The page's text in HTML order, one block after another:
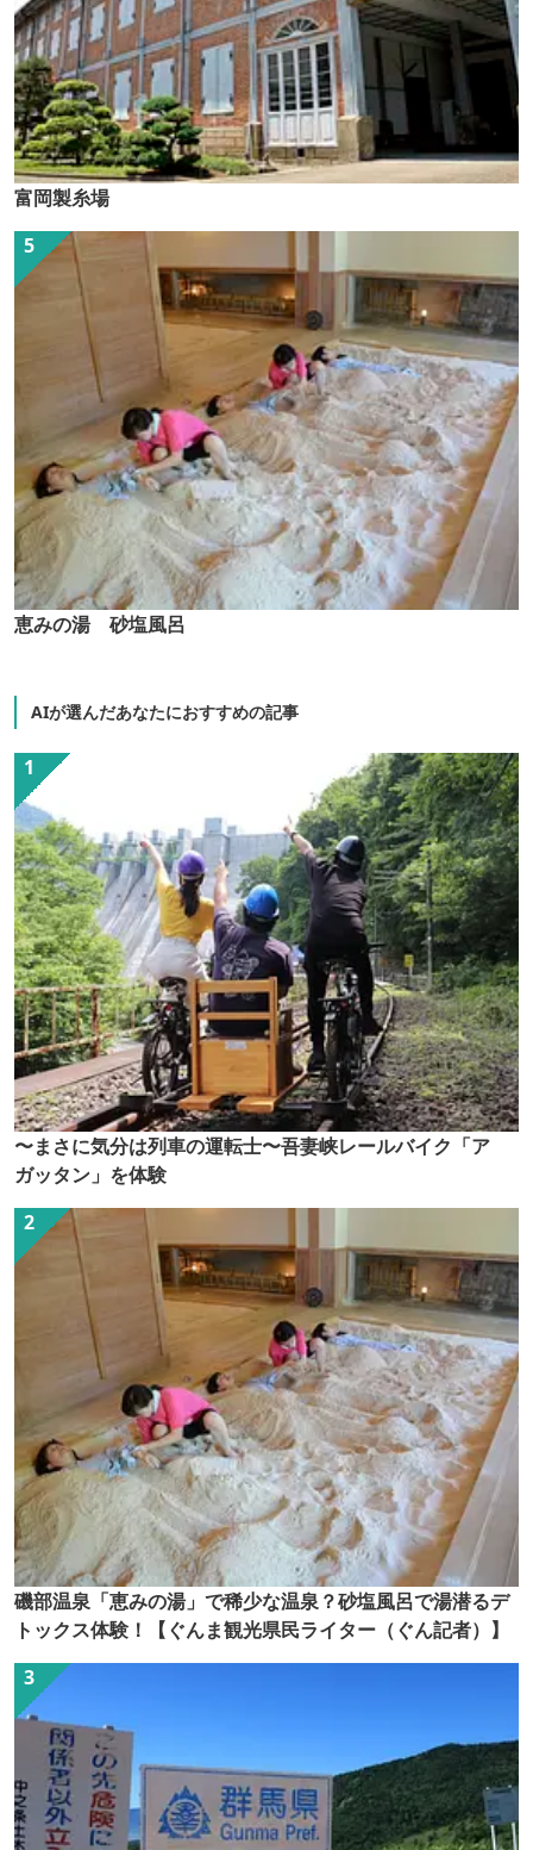
富岡製糸場
恵みの湯 砂塩風呂
AIが選んだあなたにおすすめの記事
〜まさに気分は列車の運転士〜吾妻峡レールバイク「ア
ガッタン」を体験
磯部温泉「恵みの湯」で稀少な温泉？砂塩風呂で湯潜るデ
トックス体験！【ぐんま観光県民ライター（ぐん記者）】